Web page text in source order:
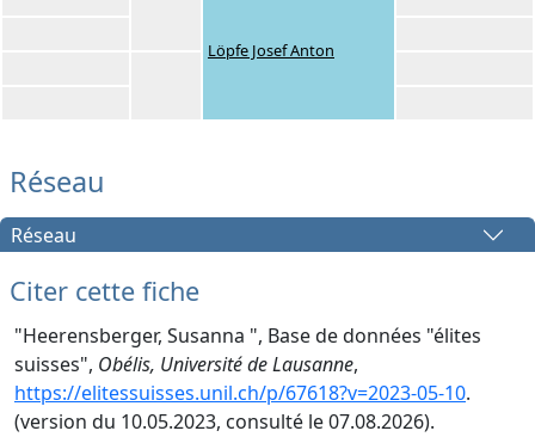
Löpfe Josef Anton
Réseau
Réseau
Citer cette fiche
"Heerensberger, Susanna ", Base de données "élites
suisses", Obélis, Université de Lausanne,
https://elitessuisses.unil.ch/p/67618?v=2023-05-10.
(version du 10.05.2023, consulté le 07.08.2026).